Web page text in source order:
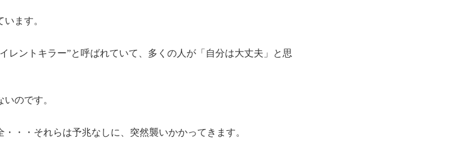
ます。
レントキラー”と呼ばれていて、多くの人が「自分は大丈夫」と思
のです。
・・それらは予兆なしに、突然襲いかかってきます。